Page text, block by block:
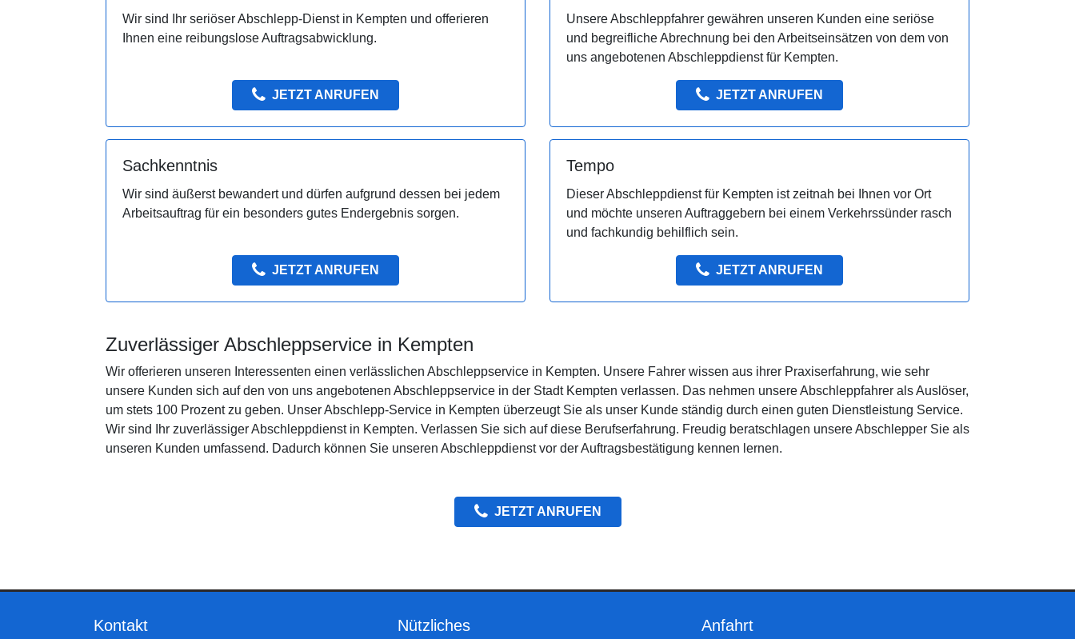
Wir sind Ihr seriöser Abschlepp-Dienst in Kempten und offerieren
Ihnen eine reibungslose Auftragsabwicklung.
JETZT ANRUFEN
Unsere Abschleppfahrer gewähren unseren Kunden eine seriöse
und begreifliche Abrechnung bei den Arbeitseinsätzen von dem von
uns angebotenen Abschleppdienst für Kempten.
JETZT ANRUFEN
Sachkenntnis
Wir sind äußerst bewandert und dürfen aufgrund dessen bei jedem
Arbeitsauftrag für ein besonders gutes Endergebnis sorgen.
JETZT ANRUFEN
Tempo
Dieser Abschleppdienst für Kempten ist zeitnah bei Ihnen vor Ort
und möchte unseren Auftraggebern bei einem Verkehrssünder rasch
und fachkundig behilflich sein.
JETZT ANRUFEN
Zuverlässiger Abschleppservice in Kempten
Wir offerieren unseren Interessenten einen verlässlichen Abschleppservice in Kempten. Unsere Fahrer wissen aus ihrer Praxiserfahrung, wie sehr
unsere Kunden sich auf den von uns angebotenen Abschleppservice in der Stadt Kempten verlassen. Das nehmen unsere Abschleppfahrer als Auslöser,
um stets 100 Prozent zu geben. Unser Abschlepp-Service in Kempten überzeugt Sie als unser Kunde ständig durch einen guten Dienstleistung Service.
Wir sind Ihr zuverlässiger Abschleppdienst in Kempten. Verlassen Sie sich auf diese Berufserfahrung. Freudig beratschlagen unsere Abschlepper Sie als
unseren Kunden umfassend. Dadurch können Sie unseren Abschleppdienst vor der Auftragsbestätigung kennen lernen.
JETZT ANRUFEN
Kontakt Nützliches Anfahrt